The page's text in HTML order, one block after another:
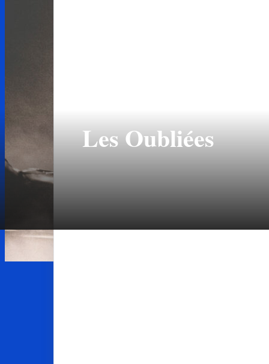
Les Oubliées